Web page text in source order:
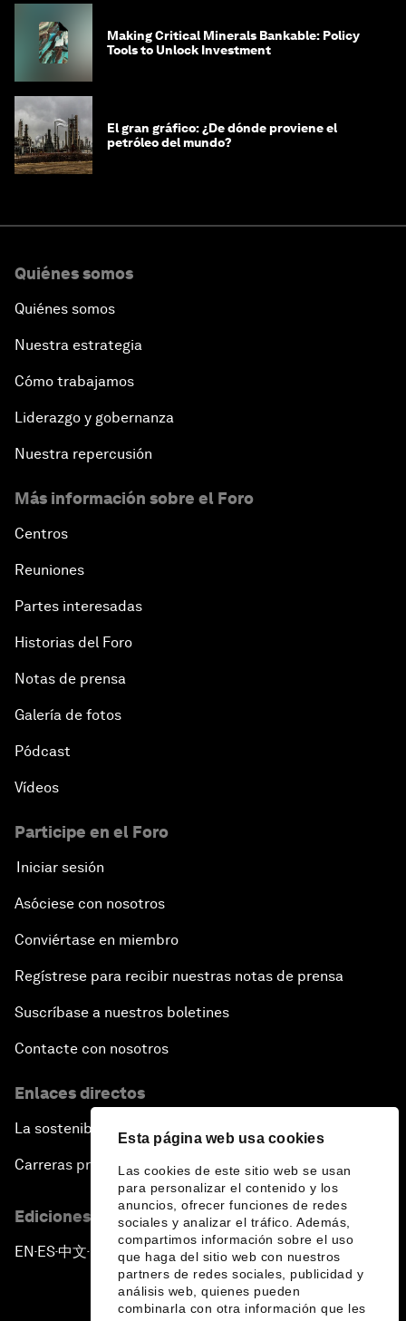
Esta página web usa cookies
Las cookies de este sitio web se usan
para personalizar el contenido y los
anuncios, ofrecer funciones de redes
sociales y analizar el tráfico. Además,
compartimos información sobre el uso
que haga del sitio web con nuestros
partners de redes sociales, publicidad y
análisis web, quienes pueden
combinarla con otra información que les
Making Critical Minerals Bankable: Policy
Tools to Unlock Investment
El gran gráfico: ¿De dónde proviene el
petróleo del mundo?
Quiénes somos
Quiénes somos
Nuestra estrategia
Cómo trabajamos
Liderazgo y gobernanza
Nuestra repercusión
Más información sobre el Foro
Centros
Reuniones
Partes interesadas
Historias del Foro
Notas de prensa
Galería de fotos
Pódcast
Vídeos
Participe en el Foro
Iniciar sesión
Asóciese con nosotros
Conviértase en miembro
Regístrese para recibir nuestras notas de prensa
Suscríbase a nuestros boletines
Contacte con nosotros
Enlaces directos
La sostenibilidad en el Foro
Carreras profesionales
Ediciones en otros idiomas
EN ▪ES▪中文▪ 日本語